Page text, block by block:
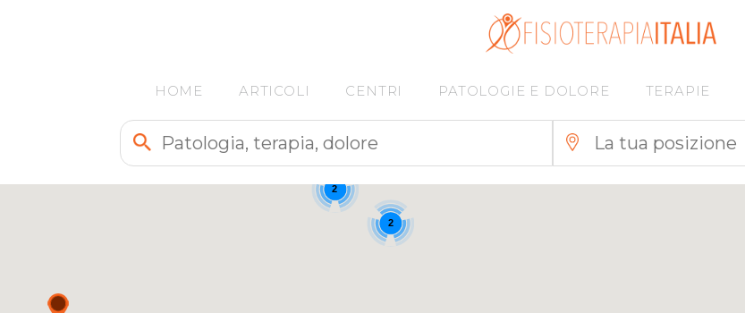
HOME ARTICOLI CENTRI PATOLOGIE E DOLORE TERAPIE
2
2